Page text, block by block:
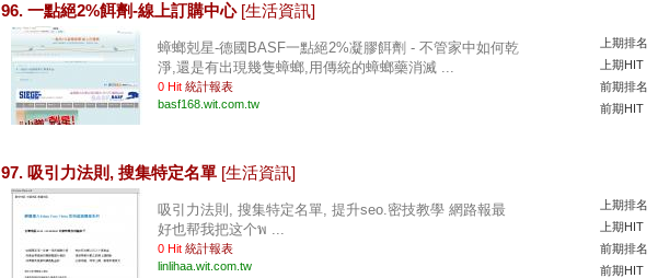
96. 一點絕2%餌劑-線上訂購中心 [生活資訊]
蟑螂剋星-德國BASF一點絕2%凝膠餌劑 - 不管家中如何乾
淨,還是有出現幾隻蟑螂,用傳統的蟑螂藥消滅 ...
0 Hit 統計報表
basf168.wit.com.tw
上期排名
上期HIT
前期排名
前期HIT
97. 吸引力法則, 搜集特定名單 [生活資訊]
吸引力法則, 搜集特定名單, 提升seo.密技教學 網路報最
好也帮我把这个พ ...
0 Hit 統計報表
linlihaa.wit.com.tw
上期排名
上期HIT
前期排名
前期HIT